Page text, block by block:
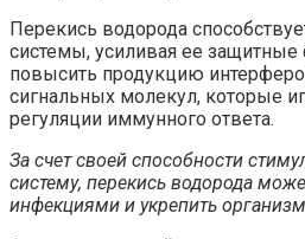
Перекись водорода
системы, усиливая ее
повысить продукцию
сигнальных молекул, которые
регуляции иммунного ответа.
За счет своей способности
систему, перекись водорода
инфекциями и укрепить